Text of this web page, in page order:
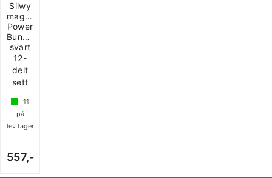
Silwy
magnetisk
Power
Bundle
svart
12-
delt
sett
11
på
lev.lager
557,-